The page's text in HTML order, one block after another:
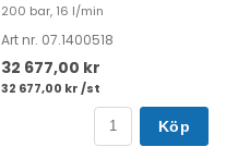
200 bar, 16 l/min
Art nr. 07.1400518
32 677,00 kr
32 677,00 kr /st
Köp